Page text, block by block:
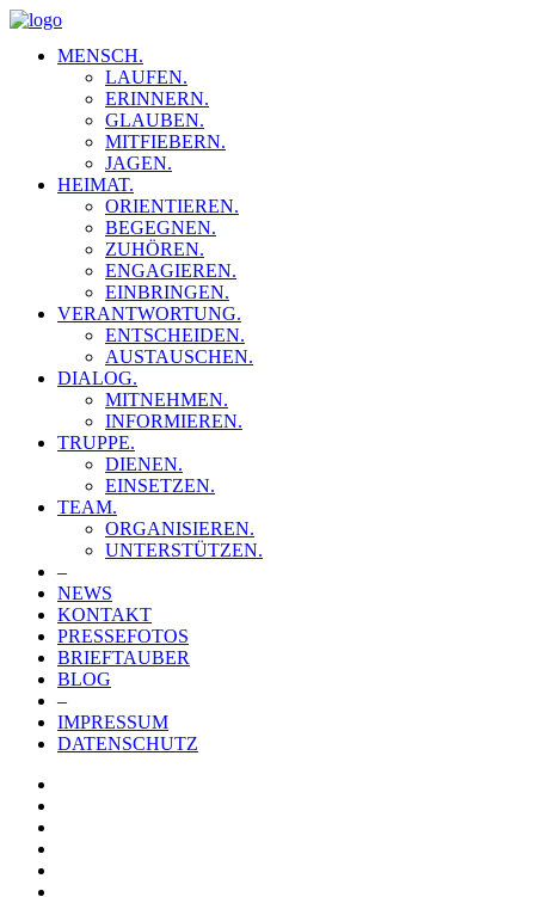
MENSCH.
LAUFEN.
ERINNERN.
GLAUBEN.
MITFIEBERN.
JAGEN.
HEIMAT.
ORIENTIEREN.
BEGEGNEN.
ZUHÖREN.
ENGAGIEREN.
EINBRINGEN.
VERANTWORTUNG.
ENTSCHEIDEN.
AUSTAUSCHEN.
DIALOG.
MITNEHMEN.
INFORMIEREN.
TRUPPE.
DIENEN.
EINSETZEN.
TEAM.
ORGANISIEREN.
UNTERSTÜTZEN.
–
NEWS
KONTAKT
PRESSEFOTOS
BRIEFTAUBER
BLOG
–
IMPRESSUM
DATENSCHUTZ